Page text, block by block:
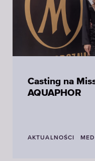
Casting na
AQUAPHOR
AKTUALNOŚCI